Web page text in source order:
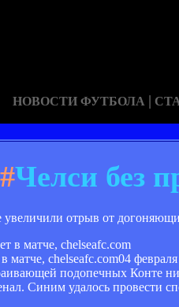
НОВОСТИ ФУТБОЛА |
Челси без
отрыв от
матче, chelseafc.com04
подопечных Конте
Синим удалось провести